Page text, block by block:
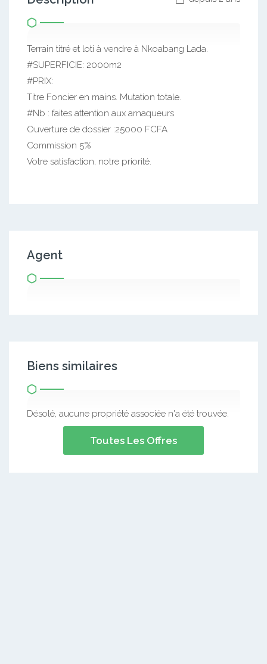
Terrain titré et loti à vendre à Nkoabang Lada.
#SUPERFICIE: 2000m2
#PRIX:
Titre Foncier en mains. Mutation totale.
#Nb : faites attention aux arnaqueurs.
Ouverture de dossier :25000 FCFA
Commission 5%
Votre satisfaction, notre priorité.
Agent
Biens similaires
Désolé, aucune propriété associée n'a été trouvée.
Toutes Les Offres